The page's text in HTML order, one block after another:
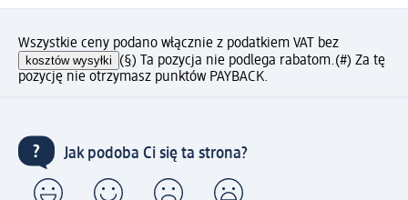
Wszystkie ceny podano włącznie z podatkiem VAT bez
kosztów wysyłki (§) Ta pozycja nie podlega rabatom.(#) Za tę
pozycję nie otrzymasz punktów PAYBACK.
Jak podoba Ci się ta strona?